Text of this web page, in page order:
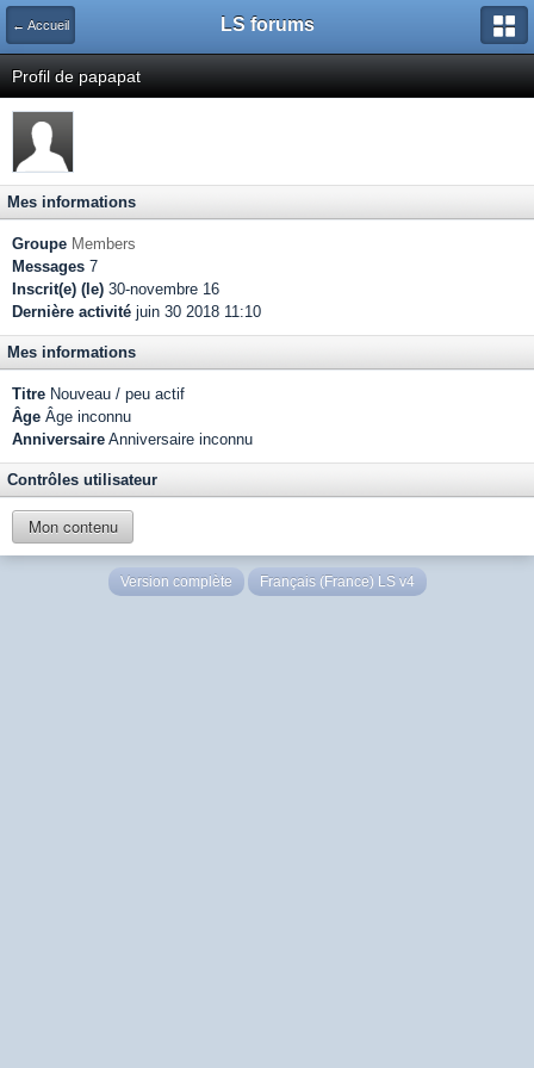
← Accueil LS forums
Profil de papapat
Mes informations
Groupe Members
Messages 7
Inscrit(e) (le) 30-novembre 16
Dernière activité juin 30 2018 11:10
Mes informations
Titre Nouveau / peu actif
Âge Âge inconnu
Anniversaire Anniversaire inconnu
Contrôles utilisateur
Mon contenu
Version complète Français (France) LS v4